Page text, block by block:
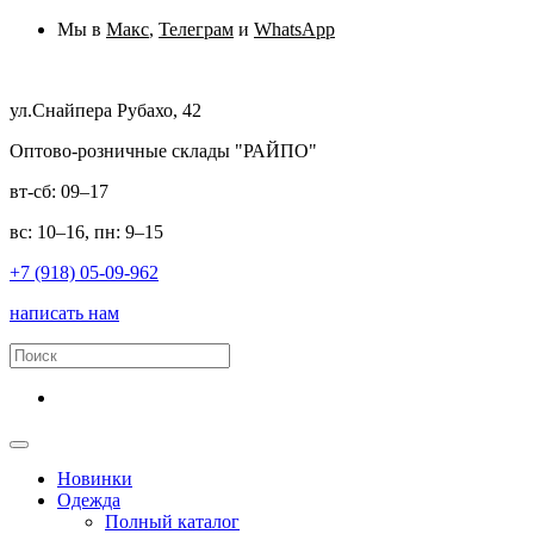
Мы в Макс, Телеграм и WhatsApp
ул.Снайпера Рубахо, 42
Оптово-розничные склады "РАЙПО"
вт-сб: 09–17
вс: 10–16, пн: 9–15
+7 (918) 05-09-962
написать нам
Новинки
Одежда
Полный каталог